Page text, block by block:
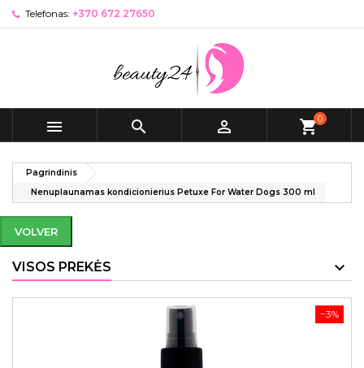
Telefonas: +370 672 27650
   shopping_cart0
Pagrindinis
Nenuplaunamas kondicionierius Petuxe For Water Dogs 300 ml
VOLVER
VISOS PREKĖS
−3%